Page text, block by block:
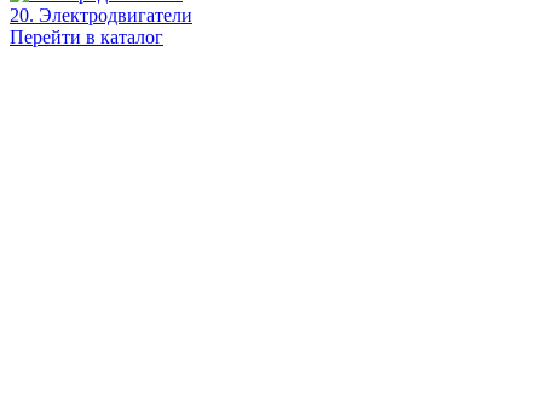
20. Электродвигатели
Перейти в каталог